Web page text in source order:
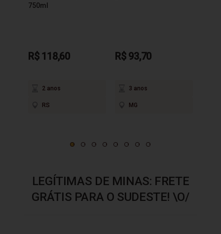
750ml
R$ 118,60
2 anos
RS
R$ 93,70
3 anos
MG
LEGÍTIMAS DE MINAS: FRETE
GRÁTIS PARA O SUDESTE! \O/